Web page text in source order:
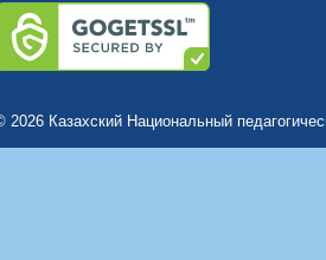
2026 Казахский Национальный